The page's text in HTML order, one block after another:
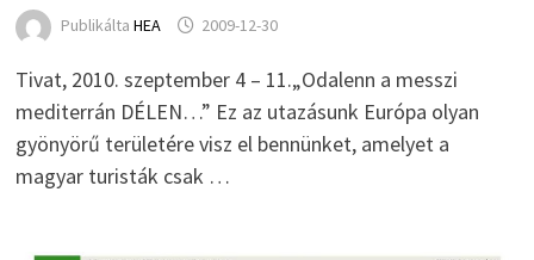
Publikálta HEA 2009-12-30
Tivat, 2010. szeptember 4 – 11.„Odalenn a messzi
mediterrán DÉLEN…” Ez az utazásunk Európa olyan
gyönyörű területére visz el bennünket, amelyet a
magyar turisták csak …